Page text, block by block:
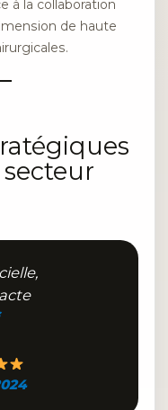
à la collaboration
de haute